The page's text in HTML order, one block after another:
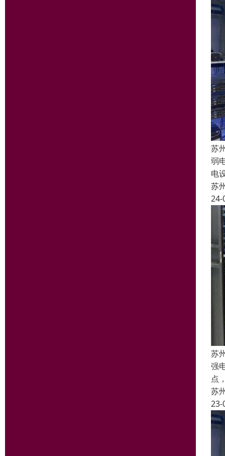
苏
弱
电
苏
24-
苏
强
点
苏
23-